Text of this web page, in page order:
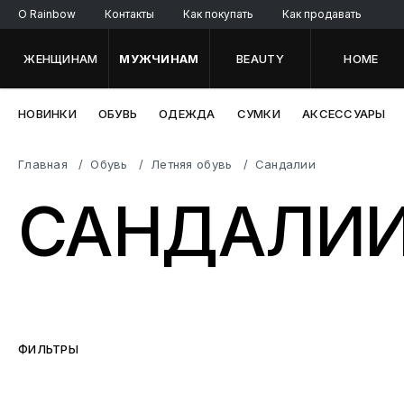
O Rainbow Контакты Как покупать Как продавать
ЖЕНЩИНАМ МУЖЧИНАМ BEAUTY HOME
НОВИНКИ ОБУВЬ ОДЕЖДА СУМКИ АКСЕССУАРЫ
Главная Обувь Летняя обувь Сандалии
ФИЛЬТРЫ